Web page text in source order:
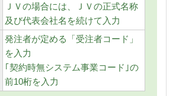
ＪＶの場合には、ＪＶの正式名称
及び代表会社名を続けて入力
発注者が定める「受注者コード」
を入力
｢契約時無システム事業コード｣の
前10桁を入力